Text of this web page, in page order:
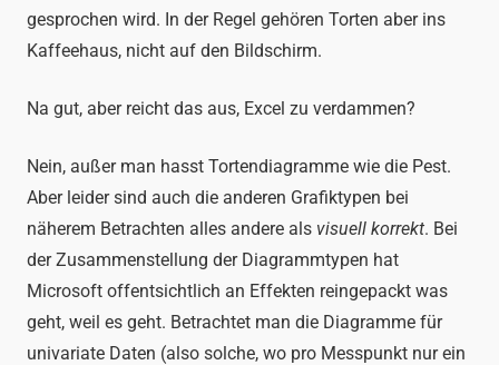
gesprochen wird. In der Regel gehören Torten aber ins
Kaffeehaus, nicht auf den Bildschirm.
Na gut, aber reicht das aus, Excel zu verdammen?
Nein, außer man hasst Tortendiagramme wie die Pest.
Aber leider sind auch die anderen Grafiktypen bei
näherem Betrachten alles andere als visuell korrekt. Bei
der Zusammenstellung der Diagrammtypen hat
Microsoft offentsichtlich an Effekten reingepackt was
geht, weil es geht. Betrachtet man die Diagramme für
univariate Daten (also solche, wo pro Messpunkt nur ein